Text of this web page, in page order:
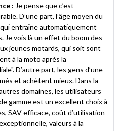
: Je pense que c’est
D’une part, l’âge moyen du
entraîne automatiquement
Je vois là un effet du boom des
jeunes motards, qui soit sont
à la moto après la
D’autre part, les gens d’une
et achètent mieux. Dans la
domaines, les utilisateurs
gamme est un excellent choix à
SAV efficace, coût d’utilisation
valeurs à la